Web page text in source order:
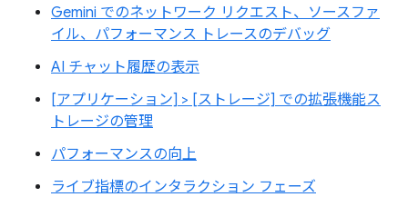
Gemini でのネットワーク リクエスト、ソースファ
イル、パフォーマンス トレースのデバッグ
AI チャット履歴の表示
[アプリケーション] > [ストレージ] での拡張機能ス
トレージの管理
パフォーマンスの向上
ライブ指標のインタラクション フェーズ